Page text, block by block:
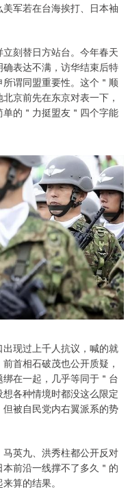
军若在台海挨打、日本袖
刻替日方站台。今年春天
表达不满，访华结束后特
谓同盟重要性。这个＂顺
京前先在东京对表一下，
的＂力挺盟友＂四个字能
现过上千人抗议，喊的就
首相石破茂也公开质疑，
在一起，几乎等同于＂台
各种情境时都没这么限定
被自民党内右翼派系的势
英九、洪秀柱都公开反对
前沿一线撑不了多久＂的
算的结果。